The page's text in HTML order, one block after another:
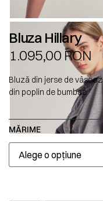
Bluza Hillary
1.095,00 RON
Bluză din jerse de
din poplin de bumbac.
MĂRIME